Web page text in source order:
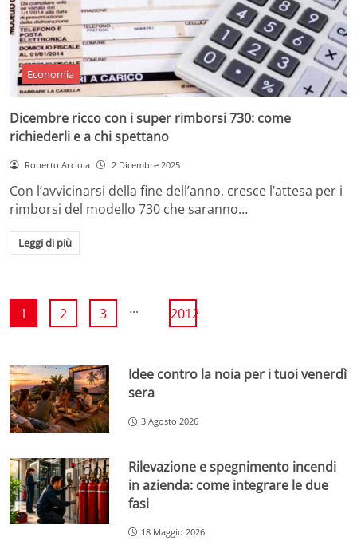
Economia
Dicembre ricco con i super rimborsi 730: come
richiederli e a chi spettano
Roberto Arciola 2 Dicembre 2025
Con l’avvicinarsi della fine dell’anno, cresce l’attesa per i
rimborsi del modello 730 che saranno…
Leggi di più
1 2 3 ... 2012
Idee contro la noia per i tuoi venerdì
sera
3 Agosto 2026
Rilevazione e spegnimento incendi
in azienda: come integrare le due
fasi
18 Maggio 2026